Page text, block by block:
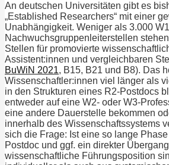
An deutschen Universitäten gibt es
„Established Researchers“ mit einer
Unabhängigkeit. Weniger als 3.000
Nachwuchsgruppenleiterstellen
Stellen für promovierte
Assistent:innen und vergleichbaren
BuWiN 2021, B15, B21 und B8). Das
Wissenschaftler:innen viel länger als
in den Strukturen eines R2-Postdocs
entweder auf eine W2- oder W3-
eine andere Dauerstelle bekommen
innerhalb des Wissenschaftssystems
sich die Frage: Ist eine so lange
Postdoc und ggf. ein direkter
wissenschaftliche Führungsposition